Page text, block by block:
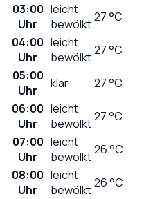
03:00
Uhr
leicht
bewölkt27°C
04:00
Uhr
leicht
bewölkt27°C
05:00
Uhr
klar 27°C
06:00
Uhr
leicht
bewölkt27°C
07:00
Uhr
leicht
bewölkt26°C
08:00
Uhr
leicht
bewölkt26°C